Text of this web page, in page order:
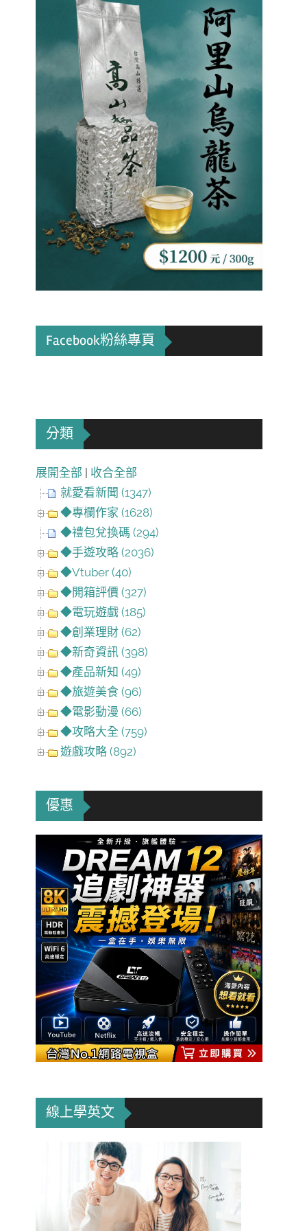
Facebook粉絲專頁
分類
展開全部 | 收合全部
就愛看新聞 (1347)
◆專欄作家 (1628)
◆禮包兌換碼 (294)
◆手遊攻略 (2036)
◆Vtuber (40)
◆開箱評價 (327)
◆電玩遊戲 (185)
◆創業理財 (62)
◆新奇資訊 (398)
◆產品新知 (49)
◆旅遊美食 (96)
◆電影動漫 (66)
◆攻略大全 (759)
遊戲攻略 (892)
優惠
線上學英文